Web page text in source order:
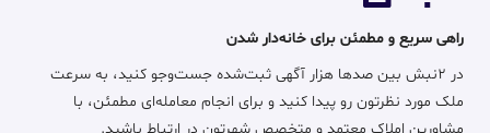
راهی سریع و مطمئن برای خانه‌دار شدن
در ۲نبش بین صدها هزار آگهی ثبت‌شده جست‌وجو کنید، به سرعت
ملک مورد نظرتون رو پیدا کنید و برای انجام معامله‌ای مطمئن، با
مشاورین املاک معتمد و متخصص شهرتون در ارتباط باشید.